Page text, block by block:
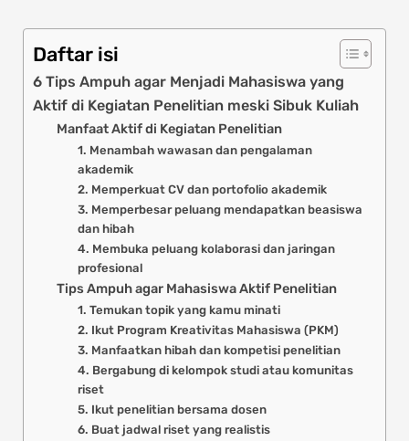
Daftar isi
6 Tips Ampuh agar Menjadi Mahasiswa yang
Aktif di Kegiatan Penelitian meski Sibuk Kuliah
Manfaat Aktif di Kegiatan Penelitian
1. Menambah wawasan dan pengalaman
akademik
2. Memperkuat CV dan portofolio akademik
3. Memperbesar peluang mendapatkan beasiswa
dan hibah
4. Membuka peluang kolaborasi dan jaringan
profesional
Tips Ampuh agar Mahasiswa Aktif Penelitian
1. Temukan topik yang kamu minati
2. Ikut Program Kreativitas Mahasiswa (PKM)
3. Manfaatkan hibah dan kompetisi penelitian
4. Bergabung di kelompok studi atau komunitas
riset
5. Ikut penelitian bersama dosen
6. Buat jadwal riset yang realistis